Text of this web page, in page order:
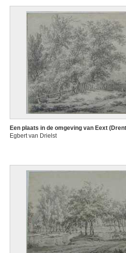
Een plaats in de omgeving van Eext
Egbert van Drielst